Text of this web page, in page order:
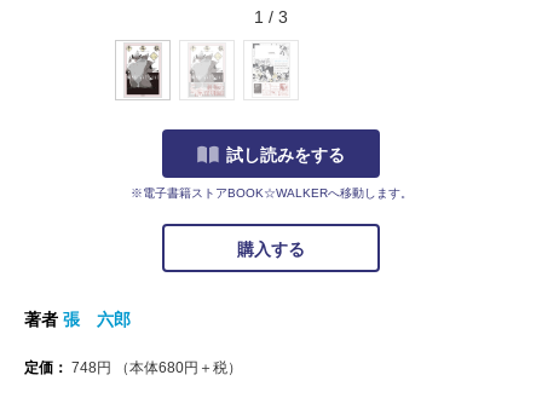
1 / 3
試し読みをする
※電子書籍ストアBOOK☆WALKERへ移動します。
購入する
著者 張 六郎
定価： 748円 （本体680円＋税）